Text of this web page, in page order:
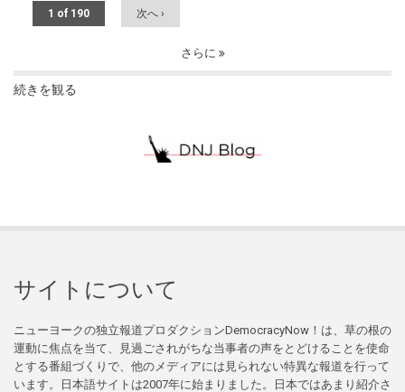
1 of 190 次へ ›
さらに
続きを観る
サイトについて
ニューヨークの独立報道プロダクションDemocracyNow！は、草の根の
運動に焦点を当て、見過ごされがちな当事者の声をとどけることを使命
とする番組づくりで、他のメディアには見られない特異な報道を行って
います。日本語サイトは2007年に始まりました。日本ではあまり紹介さ